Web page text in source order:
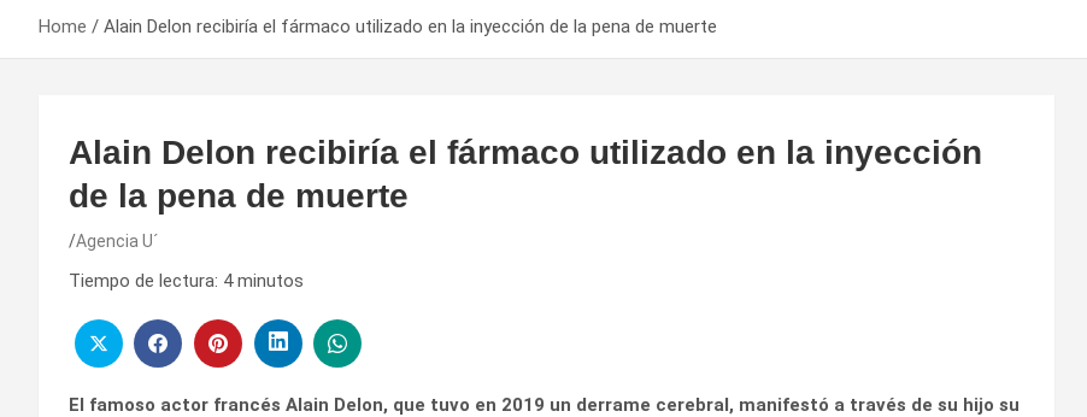
Home Alain Delon recibiría el fármaco utilizado en la inyección de la pena de muerte
Alain Delon recibiría el fármaco utilizado en la inyección
de la pena de muerte
Agencia U´
Tiempo de lectura: 4 minutos
El famoso actor francés Alain Delon, que tuvo en 2019 un derrame cerebral, manifestó a través de su hijo su